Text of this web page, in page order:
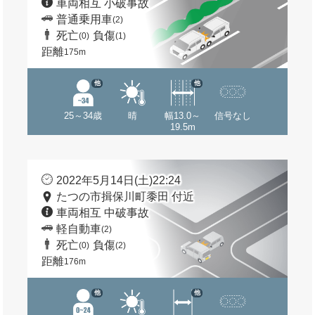
車両相互 小破事故
普通乗用車(2)
死亡(0) 負傷(1)
距離175m
25～34歳
他
晴
幅13.0～
19.5m
他
信号なし
2022年5月14日(土)22:24
たつの市揖保川町黍田 付近
車両相互 中破事故
軽自動車(2)
死亡(0) 負傷(2)
距離176m
他 他